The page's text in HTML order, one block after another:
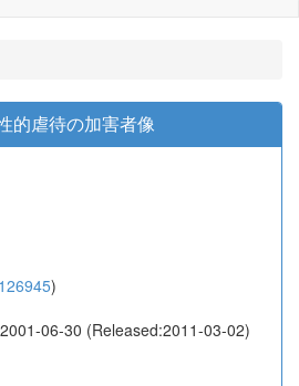
的虐待の加害者像
)
06-30 (Released:2011-03-02)